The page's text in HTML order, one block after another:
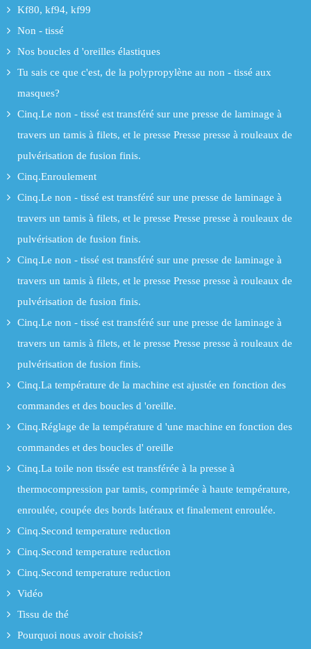
Kf80, kf94, kf99
Non - tissé
Nos boucles d 'oreilles élastiques
Tu sais ce que c'est, de la polypropylène au non - tissé aux
masques?
Cinq.Le non - tissé est transféré sur une presse de laminage à
travers un tamis à filets, et le presse Presse presse à rouleaux de
pulvérisation de fusion finis.
Cinq.Enroulement
Cinq.Le non - tissé est transféré sur une presse de laminage à
travers un tamis à filets, et le presse Presse presse à rouleaux de
pulvérisation de fusion finis.
Cinq.Le non - tissé est transféré sur une presse de laminage à
travers un tamis à filets, et le presse Presse presse à rouleaux de
pulvérisation de fusion finis.
Cinq.Le non - tissé est transféré sur une presse de laminage à
travers un tamis à filets, et le presse Presse presse à rouleaux de
pulvérisation de fusion finis.
Cinq.La température de la machine est ajustée en fonction des
commandes et des boucles d 'oreille.
Cinq.Réglage de la température d 'une machine en fonction des
commandes et des boucles d' oreille
Cinq.La toile non tissée est transférée à la presse à
thermocompression par tamis, comprimée à haute température,
enroulée, coupée des bords latéraux et finalement enroulée.
Cinq.Second temperature reduction
Cinq.Second temperature reduction
Cinq.Second temperature reduction
Vidéo
Tissu de thé
Pourquoi nous avoir choisis?